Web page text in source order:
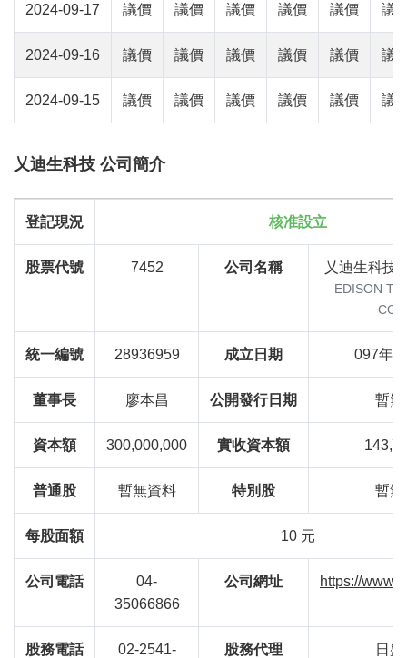
2024-09-17 議價 議價 議價 議價 議價 議
2024-09-16 議價 議價 議價 議價 議價 議
2024-09-15 議價 議價 議價 議價 議價 議
乂迪生科技 公司簡介
登記現況 核准設立
股票代號 7452 公司名稱 乂迪生科技
EDISON
統一編號 28936959 成立日期 097年
董事長 廖本昌 公開發行日期 暫
資本額 300,000,000 實收資本額
普通股 暫無資料 特別股 暫
每股面額 10 元
公司電話
04-
35066866
公司網址 https://
股務電話
02-2541-
股務代理 日